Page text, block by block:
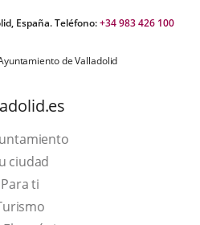
España. Teléfono:+34 983 426 100
de Valladolid
ciudad
Para ti
This